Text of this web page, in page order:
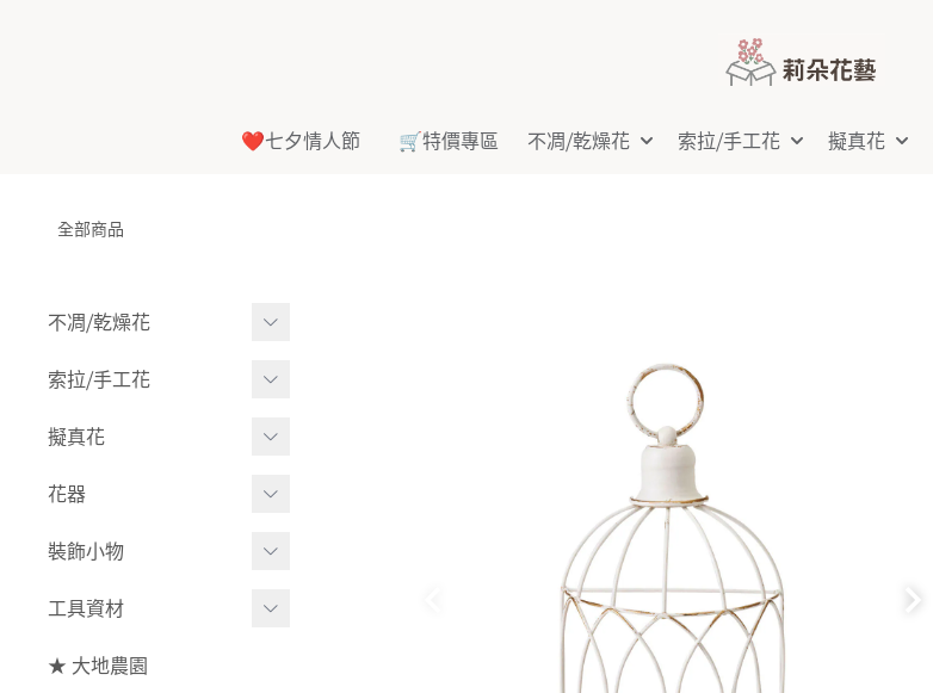
❤️七夕情人節 🛒特價專區 不凋⧸乾燥花 索拉⧸手工花 擬真花
全部商品
不凋⧸乾燥花
多色組合
- 其他
玫瑰
大玫瑰
索拉⧸手工花
索拉花(有花莖)
- 莉朵獨家水染
- 大地農園
索拉花(僅花頭)
擬真花
盆栽⧸成品
綜合花束
葉材⧸藤蔓
花器
小型花器
中大型花器
裝飾小物
裝飾⧸擺飾
花插
工具資材
工具⧸型錄
★ 大地農園